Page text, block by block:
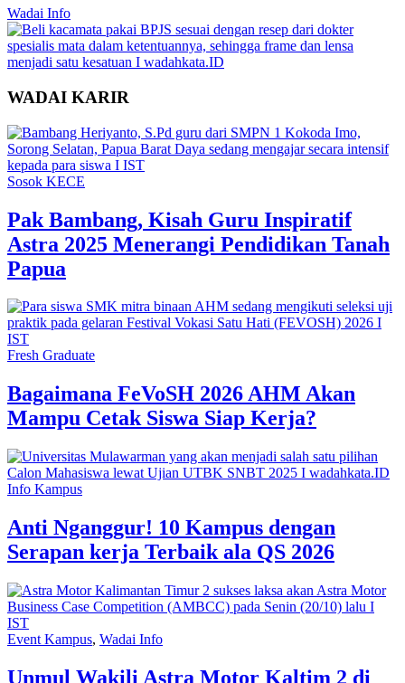
Wadai Info
WADAI KARIR
Sosok KECE
Pak Bambang, Kisah Guru Inspiratif
Astra 2025 Menerangi Pendidikan Tanah
Papua
Fresh Graduate
Bagaimana FeVoSH 2026 AHM Akan
Mampu Cetak Siswa Siap Kerja?
Info Kampus
Anti Nganggur! 10 Kampus dengan
Serapan kerja Terbaik ala QS 2026
Event Kampus, Wadai Info
Unmul Wakili Astra Motor Kaltim 2 di